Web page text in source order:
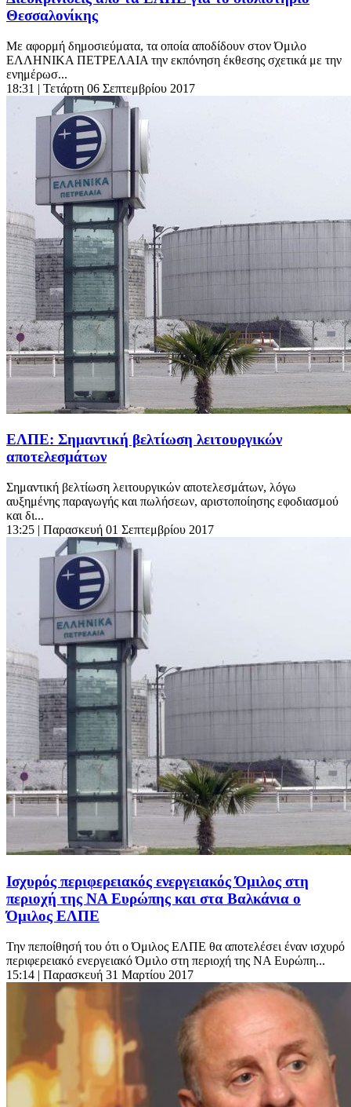
Θεσσαλονίκης
Με αφορμή δημοσιεύματα, τα οποία αποδίδουν στον Όμιλο
ΕΛΛΗΝΙΚΑ ΠΕΤΡΕΛΑΙΑ την εκπόνηση έκθεσης σχετικά με την
ενημέρωσ...
18:31 | Τετάρτη 06 Σεπτεμβρίου 2017
ΕΛΠΕ: Σημαντική βελτίωση λειτουργικών
αποτελεσμάτων
Σημαντική βελτίωση λειτουργικών αποτελεσμάτων, λόγω
αυξημένης παραγωγής και πωλήσεων, αριστοποίησης εφοδιασμού
και δι...
13:25 | Παρασκευή 01 Σεπτεμβρίου 2017
Ισχυρός περιφερειακός ενεργειακός Όμιλος στη
περιοχή της ΝΑ Ευρώπης και στα Βαλκάνια ο
Όμιλος ΕΛΠΕ
Την πεποίθησή του ότι ο Όμιλος ΕΛΠΕ θα αποτελέσει έναν ισχυρό
περιφερειακό ενεργειακό Όμιλο στη περιοχή της ΝΑ Ευρώπη...
15:14 | Παρασκευή 31 Μαρτίου 2017